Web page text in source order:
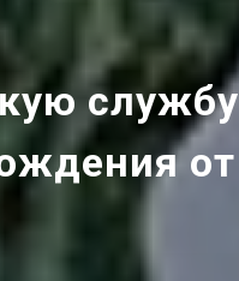
службу
от